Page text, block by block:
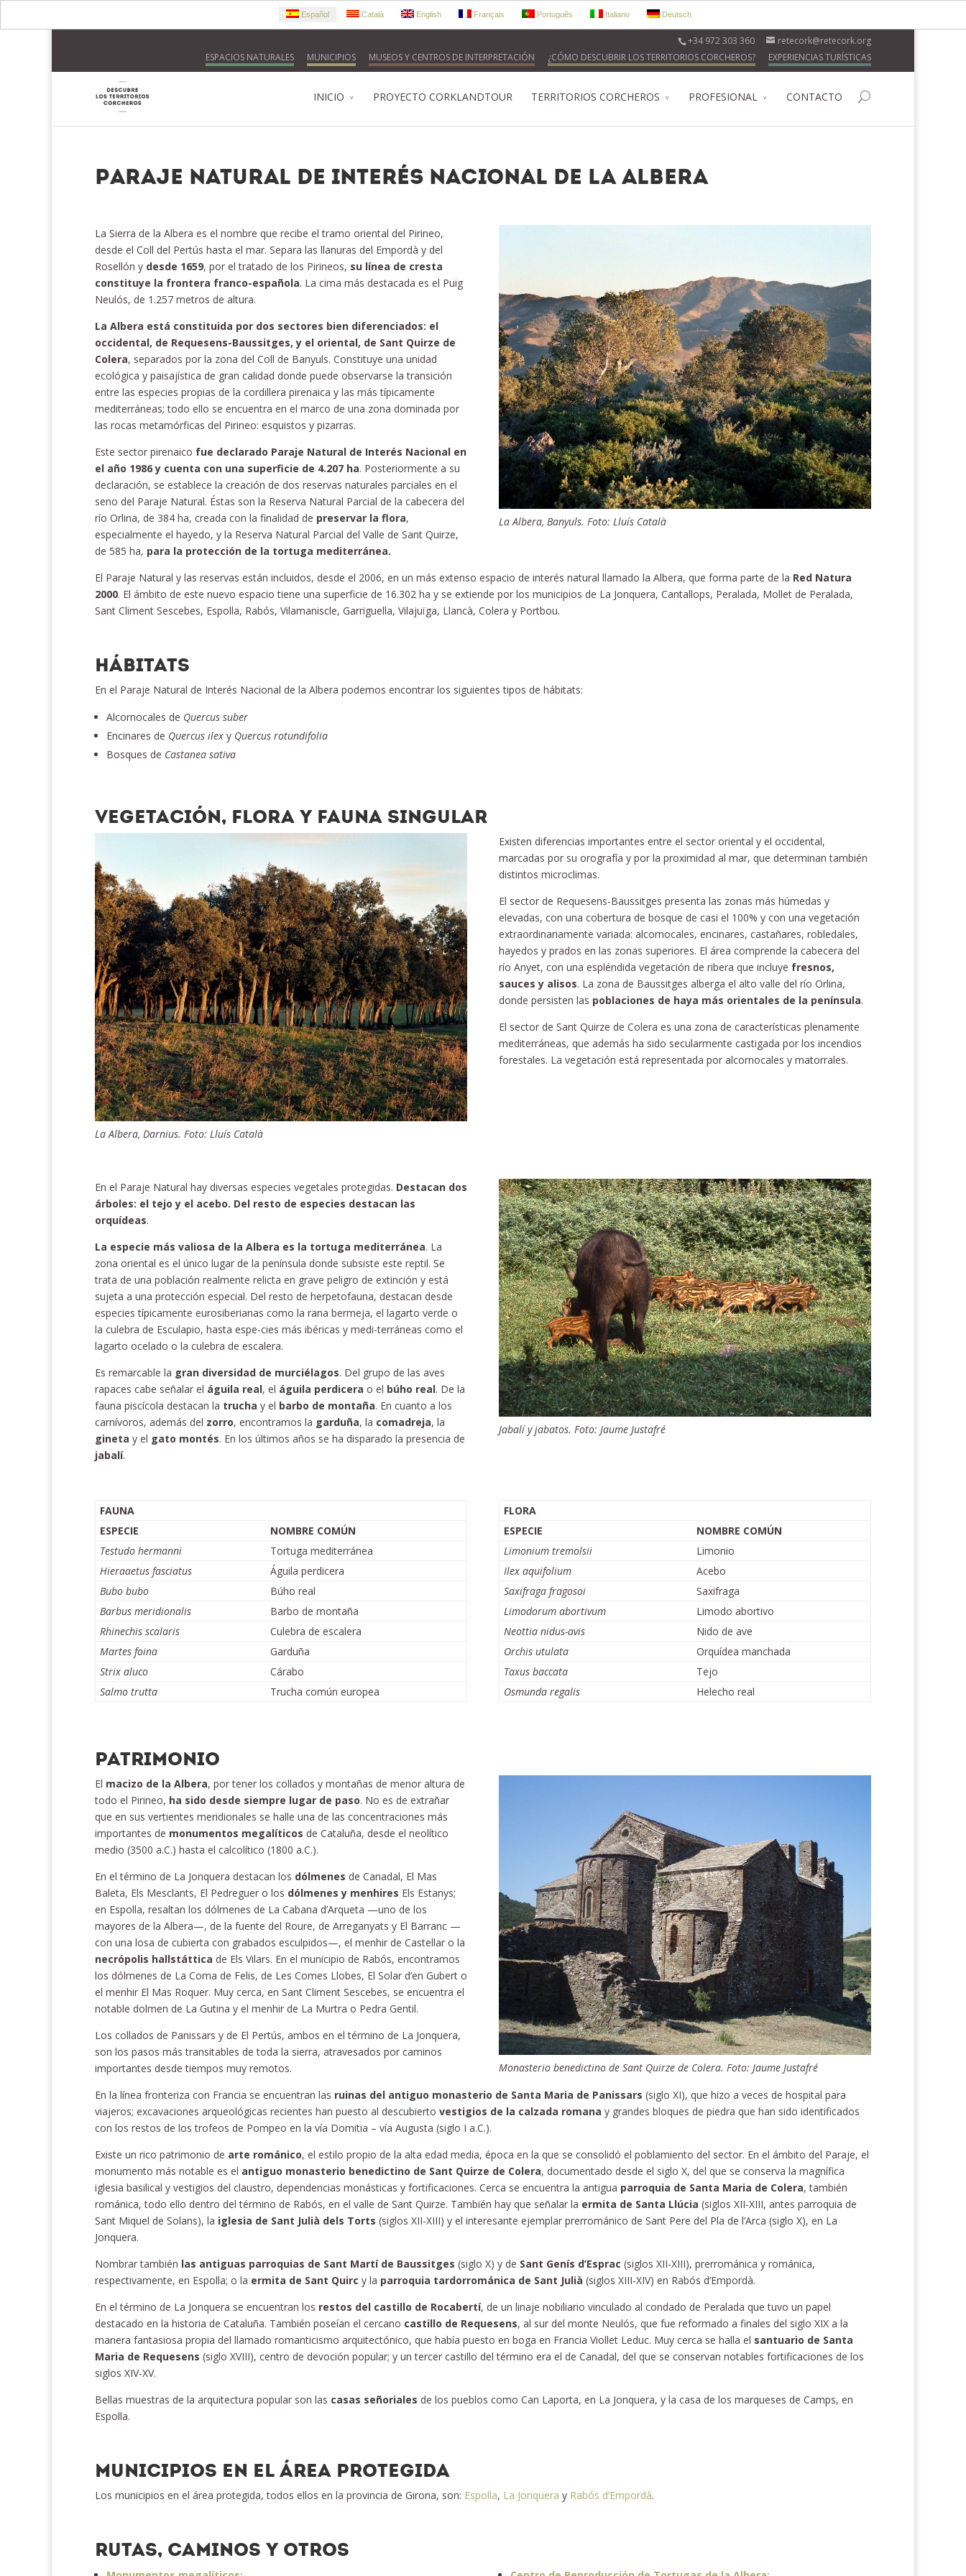
+34 972 303 360
retecork@retecork.org
ESPACIOS NATURALES
MUNICIPIOS MUSEOS Y CENTROS DE INTERPRETACIÓN ¿CÓMO DESCUBRIR LOS TERRITORIOS CORCHEROS? EXPERIENCIAS TURÍSTICAS
INICIO PROYECTO CORKLANDTOUR TERRITORIOS CORCHEROS PROFESIONAL CONTACTO
Paraje Natural de Interés Nacional de la Albera
La Sierra de la Albera es el nombre que recibe el tramo oriental del Pirineo,
desde el Coll del Pertús hasta el mar. Separa las llanuras del Empordà y del
Rosellón y desde 1659, por el tratado de los Pirineos, su línea de cresta
constituye la frontera franco-española. La cima más destacada es el Puig
Neulós, de 1.257 metros de altura.
La Albera está constituida por dos sectores bien diferenciados: el
occidental, de Requesens-Baussitges, y el oriental, de Sant Quirze de
Colera, separados por la zona del Coll de Banyuls. Constituye una unidad
ecológica y paisajística de gran calidad donde puede observarse la transición
entre las especies propias de la cordillera pirenaica y las más típicamente
mediterráneas; todo ello se encuentra en el marco de una zona dominada por
las rocas metamórficas del Pirineo: esquistos y pizarras.
Este sector pirenaico fue declarado Paraje Natural de Interés Nacional en
el año 1986 y cuenta con una superficie de 4.207 ha. Posteriormente a su
declaración, se establece la creación de dos reservas naturales parciales en el
seno del Paraje Natural. Éstas son la Reserva Natural Parcial de la cabecera del
río Orlina, de 384 ha, creada con la finalidad de preservar la flora,
especialmente el hayedo, y la Reserva Natural Parcial del Valle de Sant Quirze,
de 585 ha, para la protección de la tortuga mediterránea.
La Albera, Banyuls. Foto: Lluís Català
El Paraje Natural y las reservas están incluidos, desde el 2006, en un más extenso espacio de interés natural llamado la Albera, que forma parte de la Red Natura
2000. El ámbito de este nuevo espacio tiene una superficie de 16.302 ha y se extiende por los municipios de La Jonquera, Cantallops, Peralada, Mollet de Peralada,
Sant Climent Sescebes, Espolla, Rabós, Vilamaniscle, Garriguella, Vilajuïga, Llancà, Colera y Portbou.
HÁBITATS
En el Paraje Natural de Interés Nacional de la Albera podemos encontrar los siguientes tipos de hábitats:
Alcornocales de Quercus suber
Encinares de Quercus ilex y Quercus rotundifolia
Bosques de Castanea sativa
VEGETACIÓN, FLORA Y FAUNA SINGULAR
La Albera, Darnius. Foto: Lluís Català
Existen diferencias importantes entre el sector oriental y el occidental,
marcadas por su orografía y por la proximidad al mar, que determinan también
distintos microclimas.
El sector de Requesens-Baussitges presenta las zonas más húmedas y
elevadas, con una cobertura de bosque de casi el 100% y con una vegetación
extraordinariamente variada: alcornocales, encinares, castañares, robledales,
hayedos y prados en las zonas superiores. El área comprende la cabecera del
río Anyet, con una espléndida vegetación de ribera que incluye fresnos,
sauces y alisos. La zona de Baussitges alberga el alto valle del río Orlina,
donde persisten las poblaciones de haya más orientales de la península.
El sector de Sant Quirze de Colera es una zona de características plenamente
mediterráneas, que además ha sido secularmente castigada por los incendios
forestales. La vegetación está representada por alcornocales y matorrales.
En el Paraje Natural hay diversas especies vegetales protegidas. Destacan dos
árboles: el tejo y el acebo. Del resto de especies destacan las
orquídeas.
La especie más valiosa de la Albera es la tortuga mediterránea. La
zona oriental es el único lugar de la península donde subsiste este reptil. Se
trata de una población realmente relicta en grave peligro de extinción y está
sujeta a una protección especial. Del resto de herpetofauna, destacan desde
especies típicamente eurosiberianas como la rana bermeja, el lagarto verde o
la culebra de Esculapio, hasta espe-cies más ibéricas y medi-terráneas como el
lagarto ocelado o la culebra de escalera.
Es remarcable la gran diversidad de murciélagos. Del grupo de las aves
rapaces cabe señalar el águila real, el águila perdicera o el búho real. De la
fauna piscícola destacan la trucha y el barbo de montaña. En cuanto a los
carnívoros, además del zorro, encontramos la garduña, la comadreja, la
gineta y el gato montés. En los últimos años se ha disparado la presencia de
jabalí.
Jabalí y jabatos. Foto: Jaume Justafré
FAUNA
ESPECIE
NOMBRE COMÚN
Testudo hermanni
Tortuga mediterránea
Hieraaetus fasciatus
Águila perdicera
Bubo bubo
Búho real
Barbus meridionalis
Barbo de montaña
Rhinechis scalaris
Culebra de escalera
Martes foina
Garduña
Strix aluco
Cárabo
Salmo trutta
Trucha común europea
FLORA
ESPECIE
NOMBRE COMÚN
Limonium tremolsii
Limonio
Ilex aquifolium
Acebo
Saxifraga fragosoi
Saxifraga
Limodorum abortivum
Limodo abortivo
Neottia nidus-avis
Nido de ave
Orchis utulata
Orquídea manchada
Taxus baccata
Tejo
Osmunda regalis
Helecho real
PATRIMONIO
El macizo de la Albera, por tener los collados y montañas de menor altura de
todo el Pirineo, ha sido desde siempre lugar de paso. No es de extrañar
que en sus vertientes meridionales se halle una de las concentraciones más
importantes de monumentos megalíticos de Cataluña, desde el neolítico
medio (3500 a.C.) hasta el calcolítico (1800 a.C.).
En el término de La Jonquera destacan los dólmenes de Canadal, El Mas
Baleta, Els Mesclants, El Pedreguer o los dólmenes y menhires Els Estanys;
en Espolla, resaltan los dólmenes de La Cabana d’Arqueta —uno de los
mayores de la Albera—, de la fuente del Roure, de Arreganyats y El Barranc —
con una losa de cubierta con grabados esculpidos—, el menhir de Castellar o la
necrópolis hallstáttica de Els Vilars. En el municipio de Rabós, encontramos
los dólmenes de La Coma de Felis, de Les Comes Llobes, El Solar d’en Gubert o
el menhir El Mas Roquer. Muy cerca, en Sant Climent Sescebes, se encuentra el
notable dolmen de La Gutina y el menhir de La Murtra o Pedra Gentil.
Los collados de Panissars y de El Pertús, ambos en el término de La Jonquera,
son los pasos más transitables de toda la sierra, atravesados por caminos
importantes desde tiempos muy remotos.
Monasterio benedictino de Sant Quirze de Colera. Foto: Jaume Justafré
En la línea fronteriza con Francia se encuentran las ruinas del antiguo monasterio de Santa Maria de Panissars (siglo XI), que hizo a veces de hospital para
viajeros; excavaciones arqueológicas recientes han puesto al descubierto vestigios de la calzada romana y grandes bloques de piedra que han sido identificados
con los restos de los trofeos de Pompeo en la vía Domitia – vía Augusta (siglo I a.C.).
Existe un rico patrimonio de arte románico, el estilo propio de la alta edad media, época en la que se consolidó el poblamiento del sector. En el ámbito del Paraje, el
monumento más notable es el antiguo monasterio benedictino de Sant Quirze de Colera, documentado desde el siglo X, del que se conserva la magnífica
iglesia basilical y vestigios del claustro, dependencias monásticas y fortificaciones. Cerca se encuentra la antigua parroquia de Santa Maria de Colera, también
románica, todo ello dentro del término de Rabós, en el valle de Sant Quirze. También hay que señalar la ermita de Santa Llúcia (siglos XII-XIII, antes parroquia de
Sant Miquel de Solans), la iglesia de Sant Julià dels Torts (siglos XII-XIII) y el interesante ejemplar prerrománico de Sant Pere del Pla de l’Arca (siglo X), en La
Jonquera.
Nombrar también las antiguas parroquias de Sant Martí de Baussitges (siglo X) y de Sant Genís d’Esprac (siglos XII-XIII), prerrománica y románica,
respectivamente, en Espolla; o la ermita de Sant Quirc y la parroquia tardorrománica de Sant Julià (siglos XIII-XIV) en Rabós d’Empordà.
En el término de La Jonquera se encuentran los restos del castillo de Rocabertí, de un linaje nobiliario vinculado al condado de Peralada que tuvo un papel
destacado en la historia de Cataluña. También poseían el cercano castillo de Requesens, al sur del monte Neulós, que fue reformado a finales del siglo XIX a la
manera fantasiosa propia del llamado romanticismo arquitectónico, que había puesto en boga en Francia Viollet Leduc. Muy cerca se halla el santuario de Santa
Maria de Requesens (siglo XVIII), centro de devoción popular; y un tercer castillo del término era el de Canadal, del que se conservan notables fortificaciones de los
siglos XIV-XV.
Bellas muestras de la arquitectura popular son las casas señoriales de los pueblos como Can Laporta, en La Jonquera, y la casa de los marqueses de Camps, en
Espolla.
MUNICIPIOS EN EL ÁREA PROTEGIDA
Los municipios en el área protegida, todos ellos en la provincia de Girona, son: Espolla, La Jonquera y Rabós d’Empordà.
RUTAS, CAMINOS Y OTROS
Español Català English Français Português Italiano Deutsch